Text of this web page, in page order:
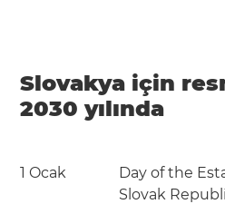
Slovakya için
2030 yılında
1 Ocak
Day of the
Slovak